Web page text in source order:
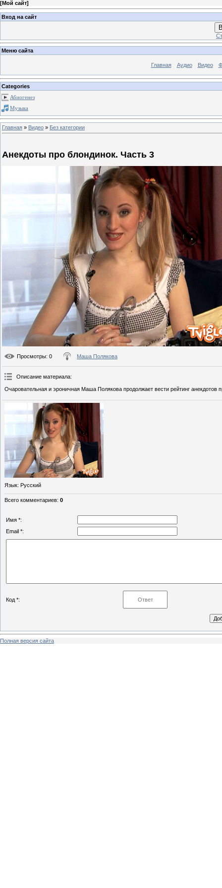
[Мой сайт]
Вход на сайт
Меню сайта
Главная Аудио Видео
Categories
Абиогенез
Музыка
Главная » Видео » Без категории
Анекдоты про блондинок. Часть 3
Просмотры: 0 Маша Полякова
Описание материала:
Очаровательная и эроничная Маша Полякова продолжает вести рейтинг анекдотов
Язык: Русский
Всего комментариев: 0
Имя *:
Email *:
Код *:
Полная версия сайта